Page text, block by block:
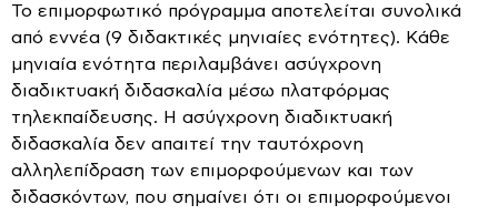
Το επιμορφωτικό πρόγραμμα αποτελείται συνολικά
από εννέα (9 διδακτικές μηνιαίες ενότητες). Κάθε
μηνιαία ενότητα περιλαμβάνει ασύγχρονη
διαδικτυακή διδασκαλία μέσω πλατφόρμας
τηλεκπαίδευσης. Η ασύγχρονη διαδικτυακή
διδασκαλία δεν απαιτεί την ταυτόχρονη
αλληλεπίδραση των επιμορφούμενων και των
διδασκόντων, που σημαίνει ότι οι επιμορφούμενοι